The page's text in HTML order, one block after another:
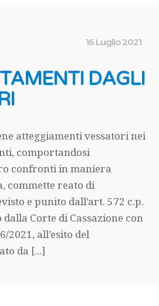
16 Luglio 2021
DAGLI
atteggiamenti vessatori nei
comportandosi
confronti in maniera
commette reato di
e punito dall’art. 572 c.p.
Corte di Cassazione con
2021, all’esito del
da [...]